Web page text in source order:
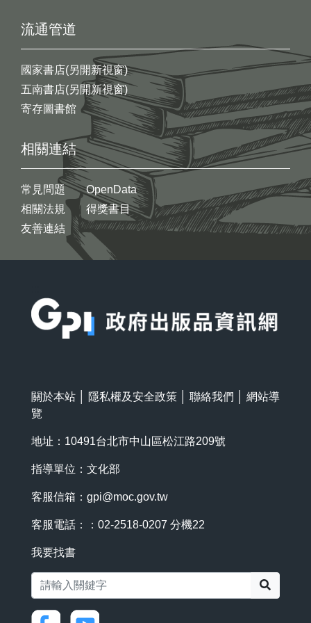
流通管道
國家書店(另開新視窗)
五南書店(另開新視窗)
寄存圖書館
相關連結
常見問題
相關法規
友善連結
OpenData
得獎書目
關於本站 隱私權及安全政策 聯絡我們
網站導
覽
地址：10491台北市中山區松江路209號
指導單位：文化部
客服信箱： gpi@moc.gov.tw
客服電話：：02-2518-0207 分機22
我要找書